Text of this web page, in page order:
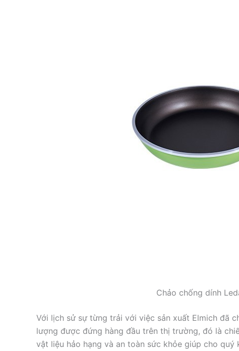
Chảo chống dính
Với lịch sử sự từng trải với việc sản xuất Elmich đã
lượng được đứng hàng đầu trên thị trường, đó là
vật liệu hảo hạng và an toàn sức khỏe giúp cho